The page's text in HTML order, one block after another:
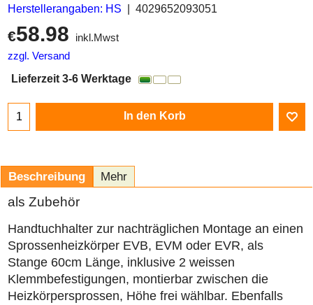
Herstellerangaben: HS 4029652093051
€58.98
inkl.Mwst
zzgl. Versand
Lieferzeit 3-6 Werktage
In den Korb
Beschreibung Mehr
als Zubehör
Handtuchhalter zur nachträglichen Montage an einen
Sprossenheizkörper EVB, EVM oder EVR, als
Stange 60cm Länge, inklusive 2 weissen
Klemmbefestigungen, montierbar zwischen die
Heizkörpersprossen, Höhe frei wählbar. Ebenfalls